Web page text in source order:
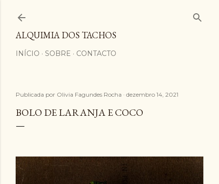
ALQUIMIA DOS TACHOS
INÍCIO SOBRE CONTACTO
Publicada por Olivia Fagundes Rocha dezembro 14, 2021
BOLO DE LARANJA E COCO